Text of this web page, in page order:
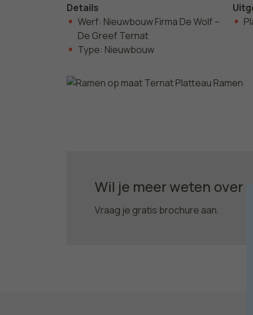
Details
Werf: Nieuwbouw Firma De Wolf –
De Greef Ternat
Type: Nieuwbouw
Wil je meer weten over
Vraag je gratis brochure aan.